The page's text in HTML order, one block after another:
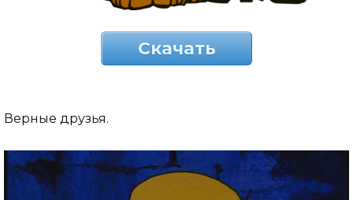
Скачать
Верные друзья.